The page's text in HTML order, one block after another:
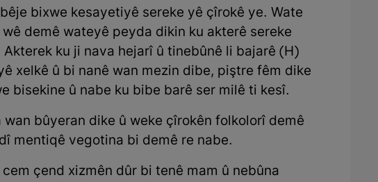
bixwe kesayetiyê sereke yê çîrokê ye. Wate
demê wateyê peyda dikin ku akterê sereke
ku ji nava hejarî û tinebûnê li bajarê (H)
xelkê û bi nanê wan mezin dibe, piştre fêm dike
bisekine û nabe ku bibe barê ser milê ti kesî.
bûyeran dike û weke çîrokên folkolorî demê
mentiqê vegotina bi demê re nabe.
çend xizmên dûr bi tenê mam û nebûna